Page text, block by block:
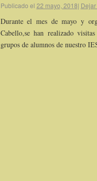
Publicado el 22 mayo, 2018|
Durante el mes de mayo y
Cabello,se han realizado
grupos de alumnos de nuestro